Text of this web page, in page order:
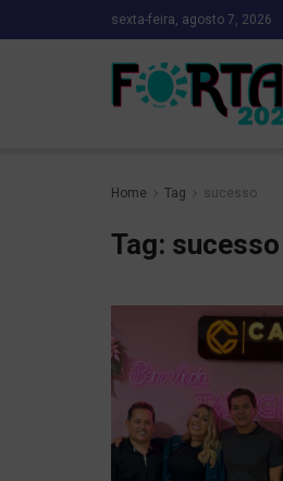
sexta-feira, agosto 7, 2026
Home Tag sucesso
Tag: sucesso